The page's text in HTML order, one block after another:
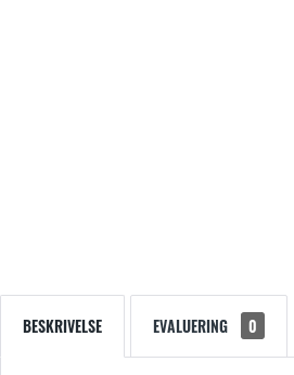
BESKRIVELSE EVALUERING 0